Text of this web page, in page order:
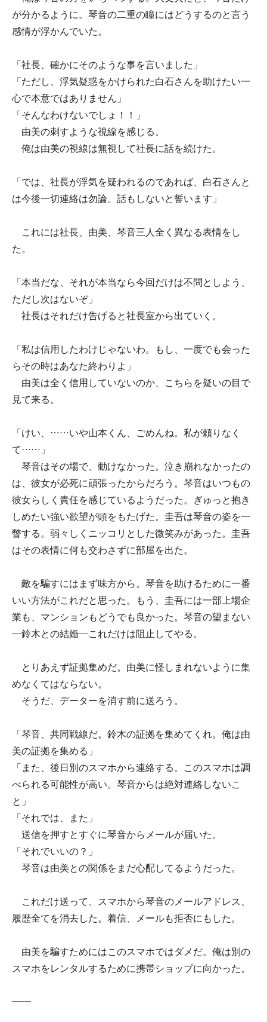
が分かるように。琴音の二重の瞳にはどうするのと言う
感情が浮かんでいた。
「社長、確かにそのような事を言いました」
「ただし、浮気疑惑をかけられた白石さんを助けたい一
心で本意ではありません」
「そんなわけないでしょ！！」
由美の刺すような視線を感じる。
俺は由美の視線は無視して社長に話を続けた。
「では、社長が浮気を疑われるのであれば、白石さんと
は今後一切連絡は勿論。話もしないと誓います」
これには社長、由美、琴音三人全く異なる表情をし
た。
「本当だな、それが本当なら今回だけは不問としよう、
ただし次はないぞ」
社長はそれだけ告げると社長室から出ていく。
「私は信用したわけじゃないわ。もし、一度でも会った
らその時はあなた終わりよ」
由美は全く信用していないのか、こちらを疑いの目で
見て来る。
「けい、……いや山本くん、ごめんね。私が頼りなく
て……」
琴音はその場で、動けなかった。泣き崩れなかったの
は、彼女が必死に頑張ったからだろう。琴音はいつもの
彼女らしく責任を感じているようだった。ぎゅっと抱き
しめたい強い欲望が頭をもたげた。圭吾は琴音の姿を一
瞥する。弱々しくニッコリとした微笑みがあった。圭吾
はその表情に何も交わさずに部屋を出た。
敵を騙すにはまず味方から。琴音を助けるために一番
いい方法がこれだと思った。もう、圭吾には一部上場企
業も、マンションもどうでも良かった。琴音の望まない
―鈴木との結婚―これだけは阻止してやる。
とりあえず証拠集めだ。由美に怪しまれないように集
めなくてはならない。
そうだ、データーを消す前に送ろう。
「琴音、共同戦線だ。鈴木の証拠を集めてくれ。俺は由
美の証拠を集める」
「また、後日別のスマホから連絡する。このスマホは調
べられる可能性が高い。琴音からは絶対連絡しないこ
と」
「それでは、また」
送信を押すとすぐに琴音からメールが届いた。
「それでいいの？」
琴音は由美との関係をまだ心配してるようだった。
これだけ送って、スマホから琴音のメールアドレス、
履歴全てを消去した。着信、メールも拒否にもした。
由美を騙すためにはこのスマホではダメだ。俺は別の
スマホをレンタルするために携帯ショップに向かった。
――